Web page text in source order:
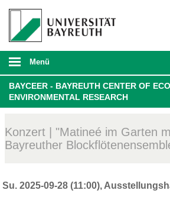
Menü
BAYCEER - BAYREUTH CENTER OF
ENVIRONMENTAL RESEARCH
Konzert | "Matineé im Garten
Bayreuther
Su. 2025-09-28 (11:00),